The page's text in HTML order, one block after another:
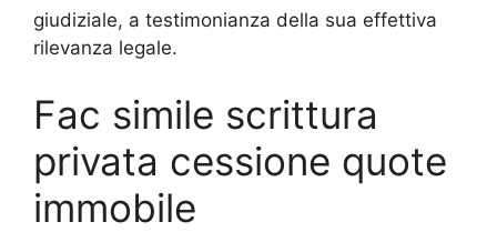
giudiziale, a testimonianza della sua effettiva
rilevanza legale.
Fac simile scrittura
privata cessione quote
immobile